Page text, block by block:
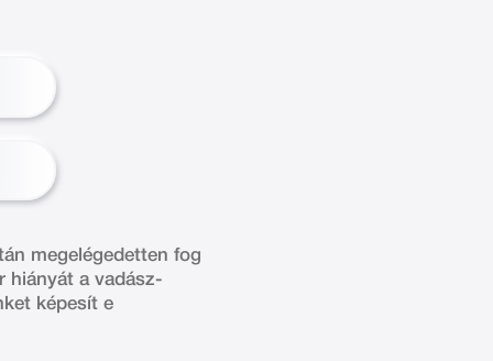
megelégedetten fog
hiányát a vadász-
képesít e